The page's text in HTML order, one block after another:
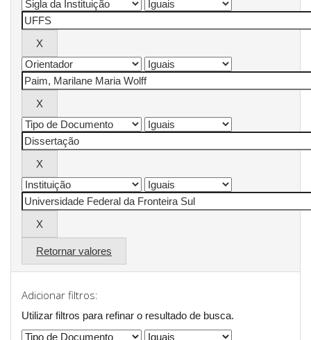
Retornar valores
Adicionar filtros:
Utilizar filtros para refinar o resultado de busca.